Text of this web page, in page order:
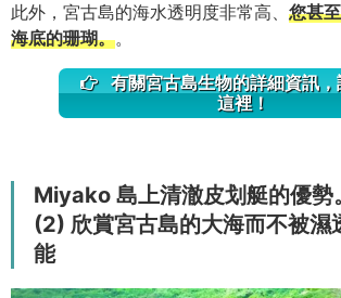
此外，宮古島的海水透明度非常高、 您甚
海底的珊瑚。。
有關宮古島生物的詳細資訊，
這裡！
Miyako 島上清澈皮划艇的優勢。
(2) 欣賞宮古島的大海而不被濕
能